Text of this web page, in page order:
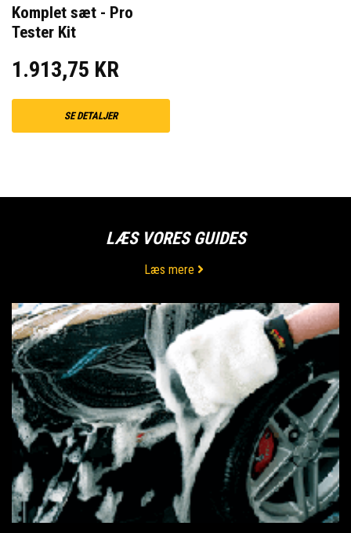
Komplet sæt - Pro
Tester Kit
1.913,75 KR
SE DETALJER
LÆS VORES GUIDES
Læs mere